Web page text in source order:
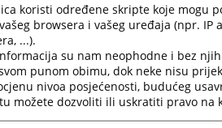
koristi određene skripte koje mogu
browsera i vašeg uređaja (npr. IP
...).
su nam neophodne i bez
punom obimu, dok neke nisu
nivoa posjećenosti, budućeg
možete dozvoliti ili uskratiti pravo na